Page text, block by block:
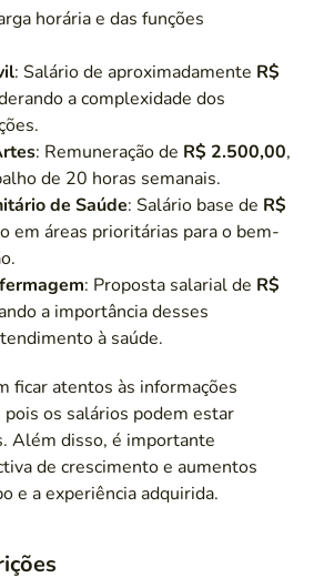
horária e das funções
: Salário de aproximadamente R$
a complexidade dos
: Remuneração de R$ 2.500,00,
de 20 horas semanais.
de Saúde: Salário base de R$
em áreas prioritárias para o bem-
: Proposta salarial de R$
a importância desses
à saúde.
ficar atentos às informações
os salários podem estar
Além disso, é importante
de crescimento e aumentos
e a experiência adquirida.